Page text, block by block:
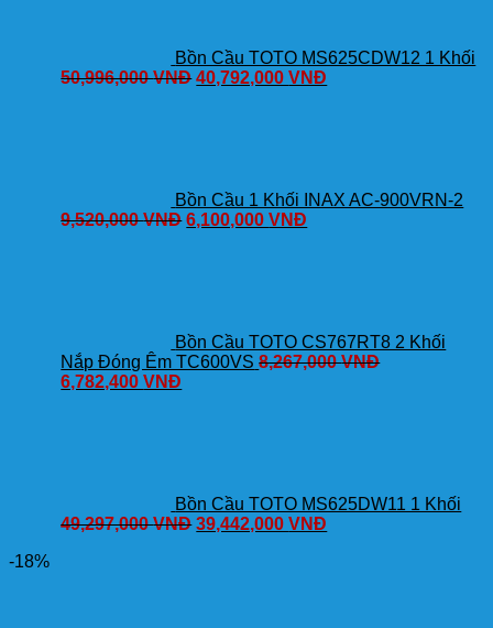
Bồn Cầu TOTO MS625CDW12 1 Khối
50,996,000VNĐ 40,792,000VNĐ
Bồn Cầu 1 Khối INAX AC-900VRN-2
9,520,000VNĐ 6,100,000VNĐ
Bồn Cầu TOTO CS767RT8 2 Khối
Nắp Đóng Êm TC600VS 8,267,000VNĐ
6,782,400VNĐ
Bồn Cầu TOTO MS625DW11 1 Khối
49,297,000VNĐ 39,442,000VNĐ
-18%